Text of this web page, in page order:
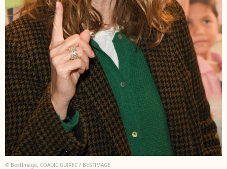
© BestImage, COADIC GUIREC / BESTIMAGE